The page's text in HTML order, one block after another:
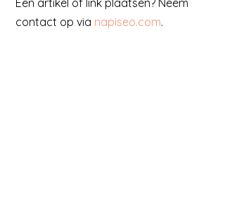
Een artikel of link plaatsen? Neem
contact op via napiseo.com.